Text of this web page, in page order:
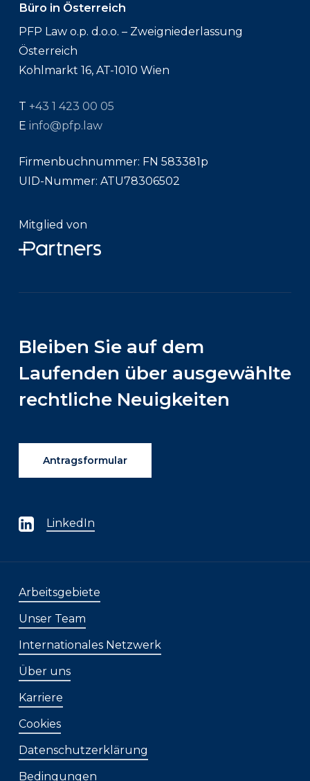
Büro in Österreich
PFP Law o.p. d.o.o. – Zweigniederlassung
Österreich
Kohlmarkt 16, AT-1010 Wien
T +43 1 423 00 05
E info@pfp.law
Firmenbuchnummer: FN 583381p
UID-Nummer: ATU78306502
Mitglied von
Bleiben Sie auf dem
Laufenden über ausgewählte
rechtliche Neuigkeiten
Antragsformular
LinkedIn
Arbeitsgebiete
Unser Team
Internationales Netzwerk
Über uns
Karriere
Cookies
Datenschutzerklärung
Bedingungen